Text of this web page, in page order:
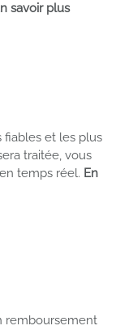
savoir plus
fiables et les plus
traitée, vous
temps réel. En
remboursement